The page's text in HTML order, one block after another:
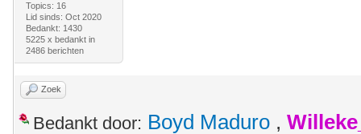
Topics: 16
Lid sinds: Oct 2020
Bedankt: 1430
5225 x bedankt in
2486 berichten
Zoek
Bedankt door: Boyd Maduro ,